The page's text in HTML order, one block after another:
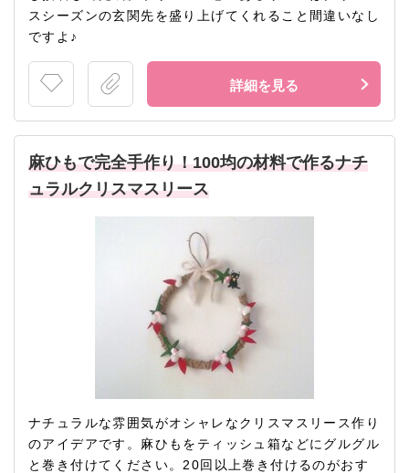
スシーズンの玄関先を盛り上げてくれること間違いなし
ですよ♪
詳細を見る
麻ひもで完全手作り！100均の材料で作るナチ
ュラルクリスマスリース
ナチュラルな雰囲気がオシャレなクリスマスリース作り
のアイデアです。麻ひもをティッシュ箱などにグルグル
と巻き付けてください。20回以上巻き付けるのがおす